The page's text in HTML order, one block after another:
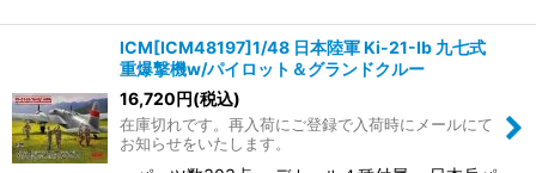
ICM[ICM48197]1/48 日本陸軍 Ki-21-Ib 九七式
重爆撃機w/パイロット＆グランドクルー
16,720円(税込)
在庫切れです。再入荷にご登録で入荷時にメールにて
お知らせをいたします。